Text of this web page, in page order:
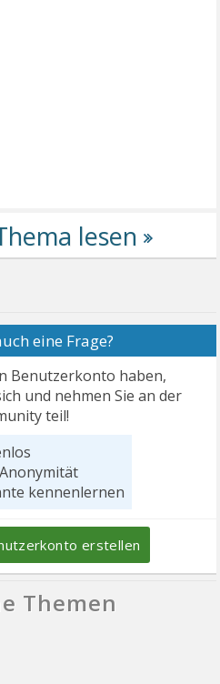
eine Frage?
Benutzerkonto haben,
und nehmen Sie an der
teil!
kennenlernen
erstellen
Themen